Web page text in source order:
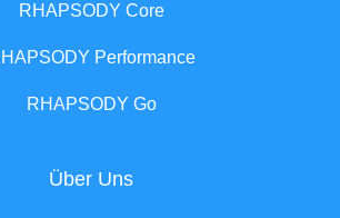
RHAPSODY Core
Performance
RHAPSODY Go
Über Uns